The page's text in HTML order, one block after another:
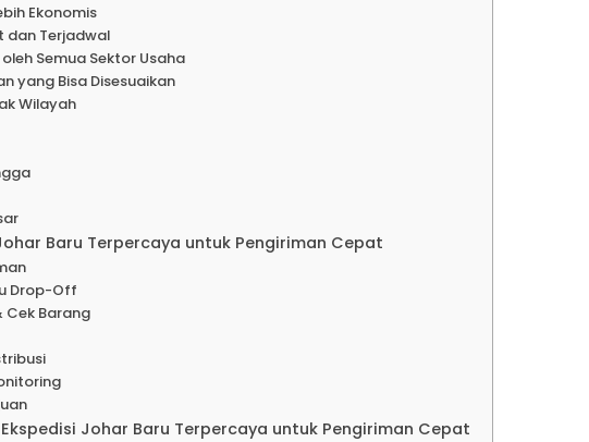
Kalimantan
Ekspedisi Jakarta Balikpapan
Ekonomis
dan Terjadwal
Semua Sektor Usaha
yang Bisa Disesuaikan
Wilayah
Baru Terpercaya untuk Pengiriman Cepat
Drop-Off
Cek Barang
Johar Baru Terpercaya untuk Pengiriman Cepat